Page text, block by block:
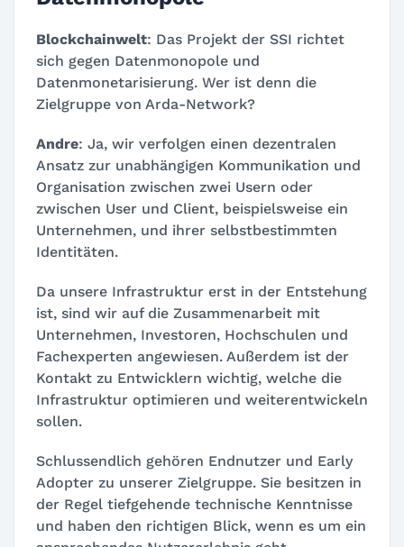
Blockchainwelt: Das Projekt der SSI richtet
sich gegen Datenmonopole und
Datenmonetarisierung. Wer ist denn die
Zielgruppe von Arda-Network?
Andre: Ja, wir verfolgen einen dezentralen
Ansatz zur unabhängigen Kommunikation und
Organisation zwischen zwei Usern oder
zwischen User und Client, beispielsweise ein
Unternehmen, und ihrer selbstbestimmten
Identitäten.
Da unsere Infrastruktur erst in der Entstehung
ist, sind wir auf die Zusammenarbeit mit
Unternehmen, Investoren, Hochschulen und
Fachexperten angewiesen. Außerdem ist der
Kontakt zu Entwicklern wichtig, welche die
Infrastruktur optimieren und weiterentwickeln
sollen.
Schlussendlich gehören Endnutzer und Early
Adopter zu unserer Zielgruppe. Sie besitzen in
der Regel tiefgehende technische Kenntnisse
und haben den richtigen Blick, wenn es um ein